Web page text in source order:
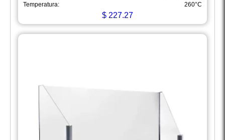
Temperatura:
260°C
$ 227.27